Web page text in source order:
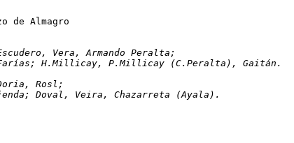
Escudero, Vera, Armando Peralta;
Farías; H.Millicay, P.Millicay (C.Peralta), Gaitán.
Doria, Rosl;
Doval, Veira, Chazarreta (Ayala).